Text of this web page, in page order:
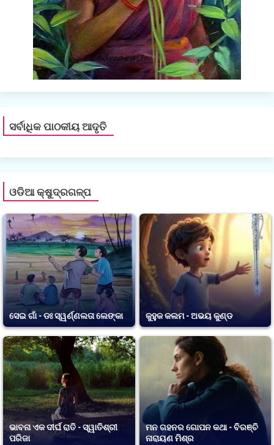
ସର୍ବାଧିକ ପାଠକୀୟ ଆଦୃତି
ଓଡିଆ କ୍ଷୁଦ୍ରଗଳ୍ପ
ସେଇ ଗାଁ - ଡଃ ସ୍ୱର୍ଣ୍ଣଲତା ଲେଙ୍କା କୁହୁକ କଲମ - ଅଭୟ କୁଣ୍ଡ
ଭାବନା ଏକ ଦୀର୍ଘ ରାତି - ସ୍ୱାତିଶ୍ରୀ
ପରିଜା
ମନ ଗହନର ଗୋପନ କଥା - ବିରଞ୍ଚି
ନାରାୟଣ ମିଶ୍ର